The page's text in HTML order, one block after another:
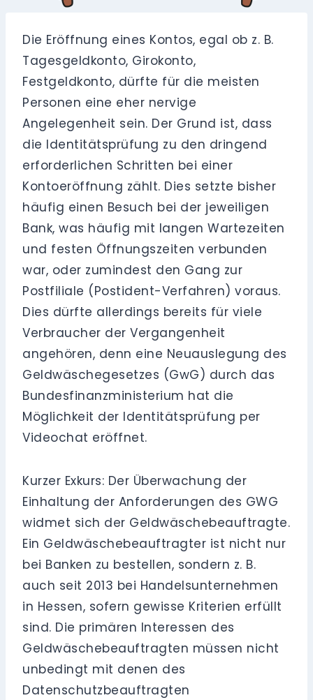
Die Eröffnung eines Kontos, egal ob z. B.
Tagesgeldkonto, Girokonto,
Festgeldkonto, dürfte für die meisten
Personen eine eher nervige
Angelegenheit sein. Der Grund ist, dass
die Identitätsprüfung zu den dringend
erforderlichen Schritten bei einer
Kontoeröffnung zählt. Dies setzte bisher
häufig einen Besuch bei der jeweiligen
Bank, was häufig mit langen Wartezeiten
und festen Öffnungszeiten verbunden
war, oder zumindest den Gang zur
Postfiliale (Postident-Verfahren) voraus.
Dies dürfte allerdings bereits für viele
Verbraucher der Vergangenheit
angehören, denn eine Neuauslegung des
Geldwäschegesetzes (GwG) durch das
Bundesfinanzministerium hat die
Möglichkeit der Identitätsprüfung per
Videochat eröffnet.
Kurzer Exkurs: Der Überwachung der
Einhaltung der Anforderungen des GWG
widmet sich der Geldwäschebeauftragte.
Ein Geldwäschebeauftragter ist nicht nur
bei Banken zu bestellen, sondern z. B.
auch seit 2013 bei Handelsunternehmen
in Hessen, sofern gewisse Kriterien erfüllt
sind. Die primären Interessen des
Geldwäschebeauftragten müssen nicht
unbedingt mit denen des
Datenschutzbeauftragten